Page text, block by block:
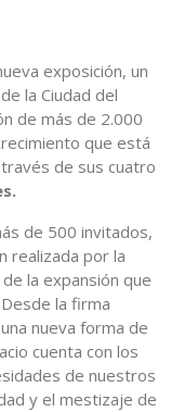
exposición, un
la Ciudad del
de más de 2.000
que está
de sus cuatro
de 500 invitados,
realizada por la
la expansión que
la firma
nueva forma de
cuenta con los
de nuestros
y el mestizaje de